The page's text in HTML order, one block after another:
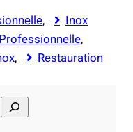
,
Inox
,
Restauration